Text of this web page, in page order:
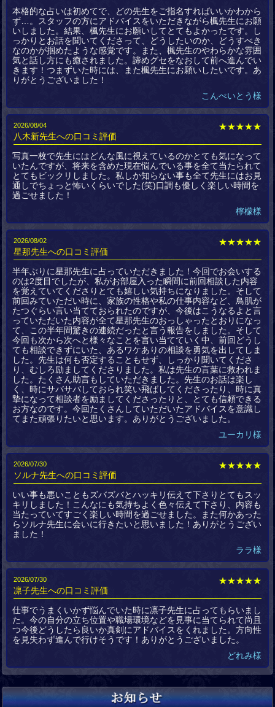
本格的な占いは初めてで、どの先生をご指名すればいいかわから
ず…。スタッフの方にアドバイスをいただきながら楓先生にお願
いしました。結果、楓先生にお願いしてとてもよかったです。し
っかりとお話を聞いてくださって、どうしたいのか、どうすべき
なのかが掴めたような感覚です。また、楓先生のやわらかな雰囲
気と話し方にも癒されました。諦めグセをなおして前へ進んでい
きます！つまずいた時には、また楓先生にお願いしたいです。あ
りがとうございました！
こんぺいとう様
2026/08/04
★★★★★
八木新先生への口コミ評価
写真一枚で先生にはどんな風に視えているのかとても気になって
いたんですが、将来を含めた現在悩んでいる事を全て当たられて
とてもビックリしました。私しか知らない事も全て先生にはお見
通しでちょっと怖いくらいでした(笑)口調も優しく楽しい時間を
過ごせました！
檸檬様
2026/08/02
★★★★★
星那先生への口コミ評価
半年ぶりに星那先生に占っていただきました！今回でお会いする
のは2度目でしたが、私がお部屋入った瞬間に前回相談した内容
を覚えていてくださりとても嬉しい気持ちになりました。そして
前回みていただい時に、家族の性格や私の仕事内容など、鳥肌が
たつぐらい言い当てておられたのですが、今後はこうなるよと言
っていただいた内容が全て星那先生のおっしゃったとおりになっ
て、この半年間驚きの連続だったと言う報告をしました。そして
今回も次から次へと様々なことを言い当てていく中、前回どうし
ても相談できずにいた、あるワケありの相談を勇気を出してしま
した。先生は何も否定することもせず、しっかり聞いてくださ
り、むしろ励ましてくださりました。私は先生の言葉に救われま
した。たくさん助言もしていただきました。先生のお話は楽し
く、時にサバサバしておられ笑い飛ばしてくださったり、時に真
摯になって相談者を励ましてくださったりと、とても信頼できる
お方なのです。今回たくさんしていただいたアドバイスを意識し
てまた頑張りたいと思います。ありがとうございました。
ユーカリ様
2026/07/30
★★★★★
ソルナ先生への口コミ評価
いい事も悪いこともズバズバとハッキリ伝えて下さりとてもスッ
キリしました！こんなにも気持ちよく色々伝えて下さり、内容も
当たっていてすごく楽しい時間を過ごせました。また何かあった
らソルナ先生に会いに行きたいと思いました！ありがとうござい
ました！
ララ様
2026/07/30
★★★★★
凛子先生への口コミ評価
仕事でうまくいかず悩んでいた時に凛子先生に占ってもらいまし
た。今の自分の立ち位置や職場環境などを見事に当てられて尚且
つ今後どうしたら良いか真剣にアドバイスをくれました。方向性
を見失わず進んで行けそうです！ありがとうございました。
どれみ様